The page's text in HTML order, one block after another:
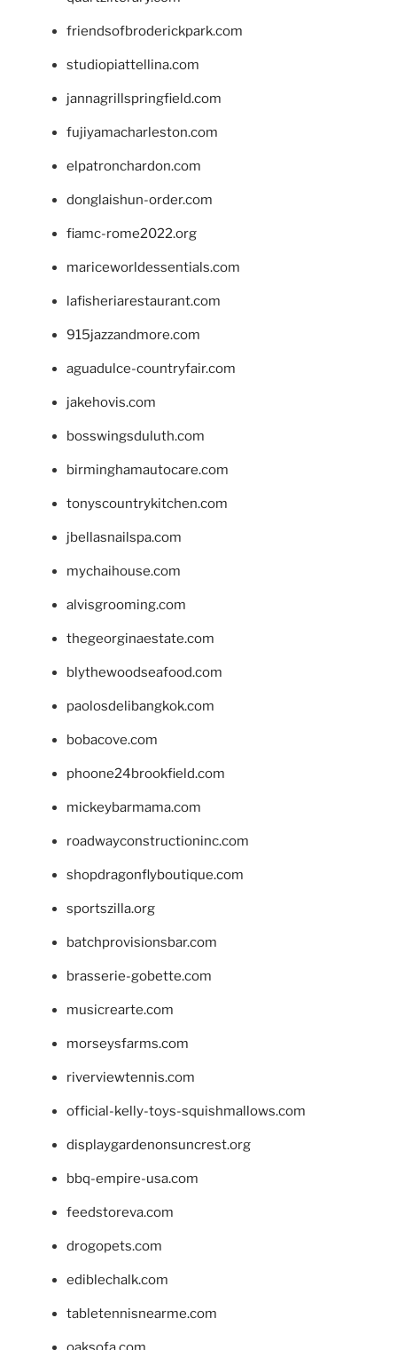
friendsofbroderickpark.com
studiopiattellina.com
jannagrillspringfield.com
fujiyamacharleston.com
elpatronchardon.com
donglaishun-order.com
fiamc-rome2022.org
mariceworldessentials.com
lafisheriarestaurant.com
915jazzandmore.com
aguadulce-countryfair.com
jakehovis.com
bosswingsduluth.com
birminghamautocare.com
tonyscountrykitchen.com
jbellasnailspa.com
mychaihouse.com
alvisgrooming.com
thegeorginaestate.com
blythewoodseafood.com
paolosdelibangkok.com
bobacove.com
phoone24brookfield.com
mickeybarmama.com
roadwayconstructioninc.com
shopdragonflyboutique.com
sportszilla.org
batchprovisionsbar.com
brasserie-gobette.com
musicrearte.com
morseysfarms.com
riverviewtennis.com
official-kelly-toys-squishmallows.com
displaygardenonsuncrest.org
bbq-empire-usa.com
feedstoreva.com
drogopets.com
ediblechalk.com
tabletennisnearme.com